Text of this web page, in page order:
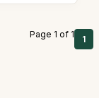
Page 1 of 1 1